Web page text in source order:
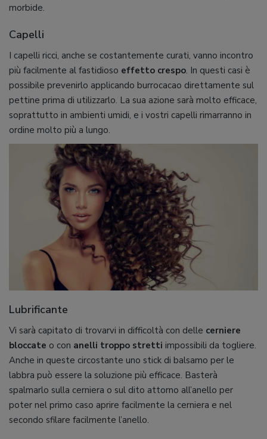
morbide.
Capelli
I capelli ricci, anche se costantemente curati, vanno incontro
più facilmente al fastidioso effetto crespo. In questi casi è
possibile prevenirlo applicando burrocacao direttamente sul
pettine prima di utilizzarlo. La sua azione sarà molto efficace,
soprattutto in ambienti umidi, e i vostri capelli rimarranno in
ordine molto più a lungo.
Lubrificante
Vi sarà capitato di trovarvi in difficoltà con delle cerniere
bloccate o con anelli troppo stretti impossibili da togliere.
Anche in queste circostante uno stick di balsamo per le
labbra può essere la soluzione più efficace. Basterà
spalmarlo sulla cerniera o sul dito attorno all’anello per
poter nel primo caso aprire facilmente la cerniera e nel
secondo sfilare facilmente l’anello.